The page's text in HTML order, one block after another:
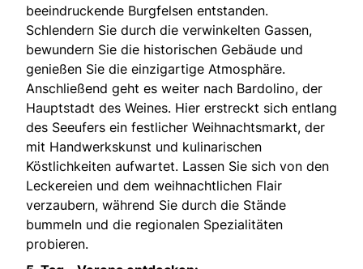
beeindruckende Burgfelsen entstanden.
Schlendern Sie durch die verwinkelten Gassen,
bewundern Sie die historischen Gebäude und
genießen Sie die einzigartige Atmosphäre.
Anschließend geht es weiter nach Bardolino, der
Hauptstadt des Weines. Hier erstreckt sich entlang
des Seeufers ein festlicher Weihnachtsmarkt, der
mit Handwerkskunst und kulinarischen
Köstlichkeiten aufwartet. Lassen Sie sich von den
Leckereien und dem weihnachtlichen Flair
verzaubern, während Sie durch die Stände
bummeln und die regionalen Spezialitäten
probieren.